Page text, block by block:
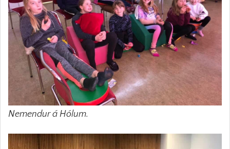
Nemendur á Hólum.